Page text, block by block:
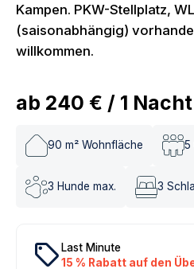
Kampen. PKW-Stellplatz,
(saisonabhängig)
willkommen.
ab 240 € / 1 Nacht
90 m² Wohnfläche 5
3 Hunde max. 3
local_offer Last Minute
15 % Rabatt auf den